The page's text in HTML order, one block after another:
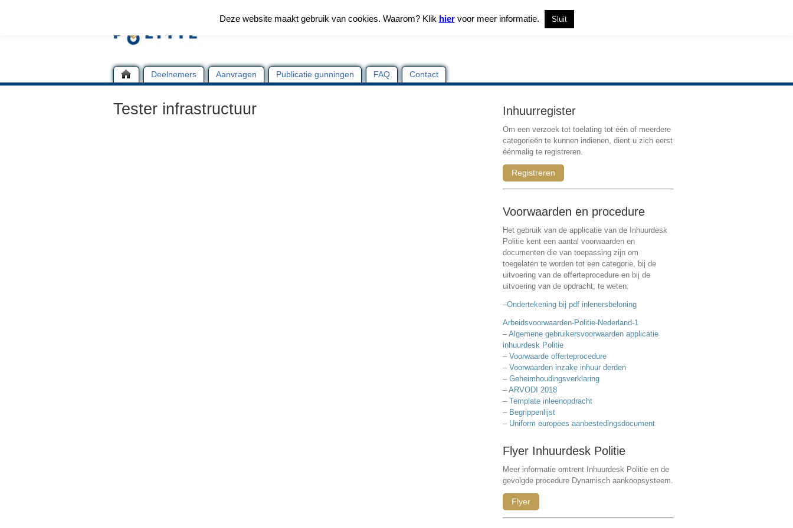
Deelnemers Aanvragen Publicatie gunningen FAQ Contact
Tester infrastructuur Inhuurregister
Om een verzoek tot toelating tot één of meerdere
categorieën te kunnen indienen, dient u zich eerst
éénmalig te registreren.
Registreren
Voorwaarden en procedure
Het gebruik van de applicatie van de Inhuurdesk
Politie kent een aantal voorwaarden en
documenten die van toepassing zijn om
toegelaten te worden tot een categorie, bij de
uitvoering van de offerteprocedure en bij de
uitvoering van de opdracht; te weten:
–Ondertekening bij pdf inlenersbeloning
Arbeidsvoorwaarden-Politie-Nederland-1
–Algemene gebruikersvoorwaarden applicatie
inhuurdesk Politie
– Voorwaarde offerteprocedure
– Voorwaarden inzake inhuur derden
– Geheimhoudingsverklaring
–ARVODI 2018
– Template inleenopdracht
– Begrippenlijst
– Uniform europees aanbestedingsdocument
Flyer Inhuurdesk Politie
Meer informatie omtrent Inhuurdesk Politie en de
gevolgde procedure Dynamisch aankoopsysteem.
Flyer
Deze website maakt gebruik van cookies. Waarom? Klik hiervoor meer informatie. Sluit